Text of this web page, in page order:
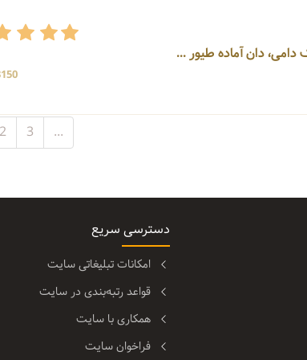
3150
2 3 ...
دسترسی سریع
امکانات تبلیغاتی سایت
قواعد رتبه‌بندی در سایت
همکاری با سایت
فراخوان سایت